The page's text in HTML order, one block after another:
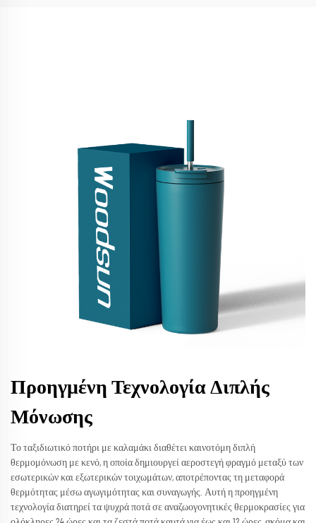
Προηγμένη Τεχνολογία Διπλής
Μόνωσης
Το ταξιδιωτικό ποτήρι με καλαμάκι διαθέτει καινοτόμη διπλή
θερμομόνωση με κενό, η οποία δημιουργεί αεροστεγή φραγμό μεταξύ των
εσωτερικών και εξωτερικών τοιχωμάτων, αποτρέποντας τη μεταφορά
θερμότητας μέσω αγωγιμότητας και συναγωγής. Αυτή η προηγμένη
τεχνολογία διατηρεί τα ψυχρά ποτά σε αναζωογονητικές θερμοκρασίες για